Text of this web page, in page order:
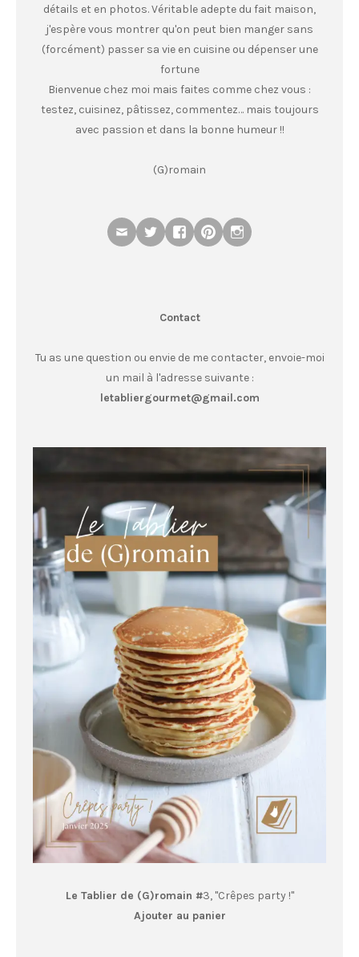
détails et en photos. Véritable adepte du fait maison,
j'espère vous montrer qu'on peut bien manger sans
(forcément) passer sa vie en cuisine ou dépenser une
fortune
Bienvenue chez moi mais faites comme chez vous :
testez, cuisinez, pâtissez, commentez… mais toujours
avec passion et dans la bonne humeur !!
(G)romain
Contact
Tu as une question ou envie de me contacter, envoie-moi
un mail à l'adresse suivante :
letabliergourmet@gmail.com
Le Tablier de (G)romain #3, "Crêpes party !"
Ajouter au panier